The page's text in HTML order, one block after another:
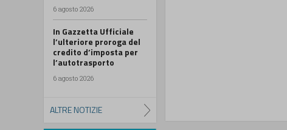
6 agosto 2026
In Gazzetta Ufficiale
l’ulteriore proroga del
credito d’imposta per
l’autotrasporto
6 agosto 2026
ALTRE NOTIZIE